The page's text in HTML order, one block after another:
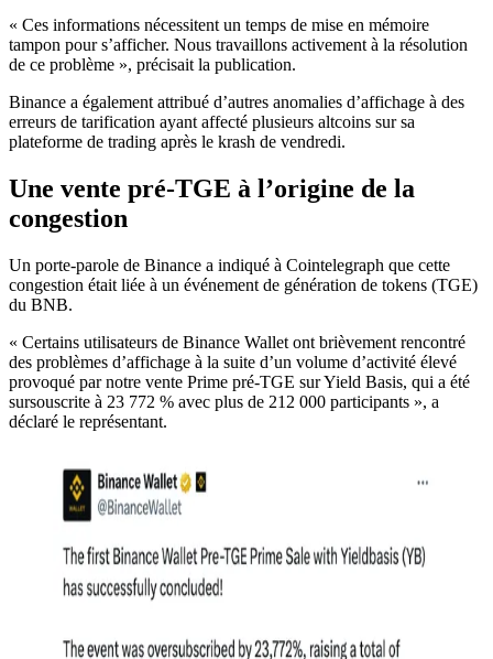
« Ces informations nécessitent un temps de mise en mémoire
tampon pour s’afficher. Nous travaillons activement à la résolution
de ce problème », précisait la publication.
Binance a également attribué d’autres anomalies d’affichage à des
erreurs de tarification ayant affecté plusieurs altcoins sur sa
plateforme de trading après le krash de vendredi.
Une vente pré-TGE à l’origine de la
congestion
Un porte-parole de Binance a indiqué à Cointelegraph que cette
congestion était liée à un événement de génération de tokens (TGE)
du BNB.
« Certains utilisateurs de Binance Wallet ont brièvement rencontré
des problèmes d’affichage à la suite d’un volume d’activité élevé
provoqué par notre vente Prime pré-TGE sur Yield Basis, qui a été
sursouscrite à 23 772 % avec plus de 212 000 participants », a
déclaré le représentant.